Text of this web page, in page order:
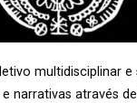
multidisciplinar e
narrativas através de